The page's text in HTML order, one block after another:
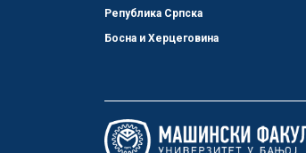
Република Српска
Босна и Херцеговина